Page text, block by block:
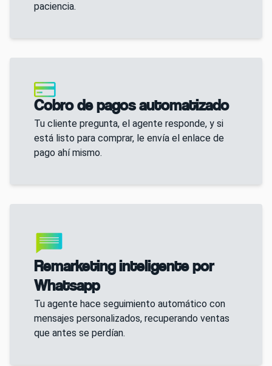
paciencia.
Cobro de pagos automatizado
Tu cliente pregunta, el agente responde, y si
está listo para comprar, le envía el enlace de
pago ahí mismo.
Remarketing inteligente por
Whatsapp
Tu agente hace seguimiento automático con
mensajes personalizados, recuperando ventas
que antes se perdían.